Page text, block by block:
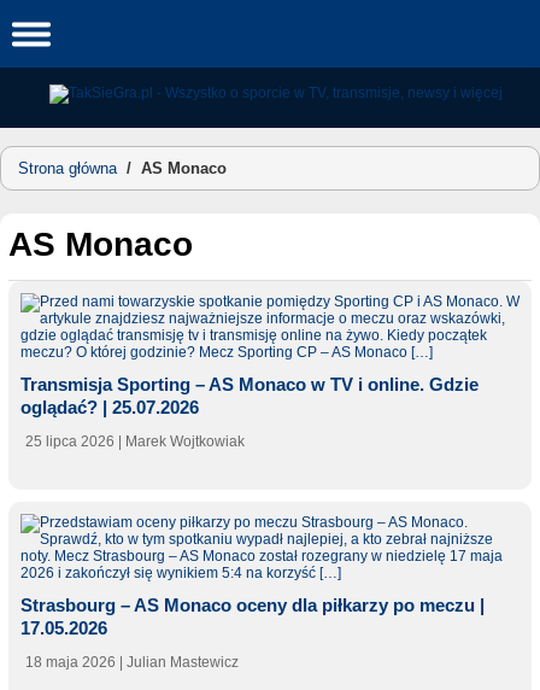
to
Strona główna/ AS Monaco
AS Monaco
Transmisja Sporting – AS Monaco w TV i online. Gdzie
oglądać? | 25.07.2026
25 lipca 2026 | Marek Wojtkowiak
Strasbourg – AS Monaco oceny dla piłkarzy po meczu |
17.05.2026
18 maja 2026 | Julian Mastewicz